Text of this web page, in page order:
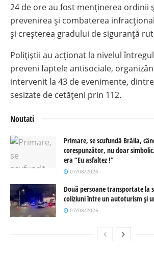
24 de ore au fost menținerea ordinii
prevenirea și combaterea
și creșterea gradului de siguranță
Polițiștii au acționat la nivelul
preveni faptele antisociale,
intervenit la 43 de evenimente,
sesizate de cetățeni prin 112.
Noutati
Primare, se scufundă Brăila,
corespunzător, nu doar
era ”Eu asfaltez !”
07/08/2026
Două persoane transportate la
coliziuni între un autoturism și
07/08/2026